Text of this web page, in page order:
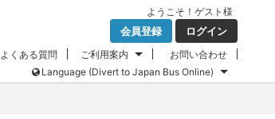
ようこそ！ ゲスト 様
会員登録 ログイン
よくある質問 ご利用案内
お問い合わせ
Language (Divert to Japan Bus Online)